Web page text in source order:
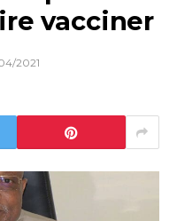
vacciner
2021